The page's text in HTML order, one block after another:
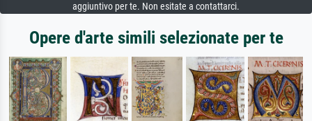
aggiuntivo per te. Non esitate a contattarci.
Opere d'arte simili selezionate per te